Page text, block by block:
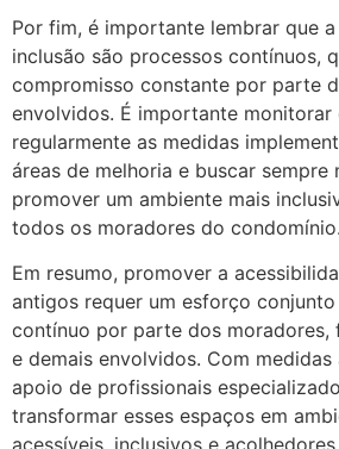
Por fim, é importante lembrar que
inclusão são processos contínuos,
compromisso constante por parte
envolvidos. É importante monitorar
regularmente as medidas
áreas de melhoria e buscar sempre
promover um ambiente mais
todos os moradores do condomínio.
Em resumo, promover a
antigos requer um esforço
contínuo por parte dos moradores,
e demais envolvidos. Com medidas
apoio de profissionais
transformar esses espaços em